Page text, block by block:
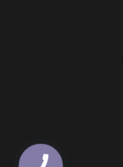
КНОПКА